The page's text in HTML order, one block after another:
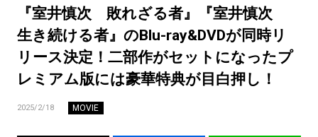
『室井慎次 敗れざる者』『室井慎次
生き続ける者』のBlu-ray&DVDが同時リ
リース決定！二部作がセットになったプ
レミアム版には豪華特典が目白押し！
2025/2/18 MOVIE